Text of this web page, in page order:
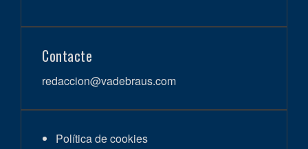
Contacte
redaccion@vadebraus.com
Política de cookies